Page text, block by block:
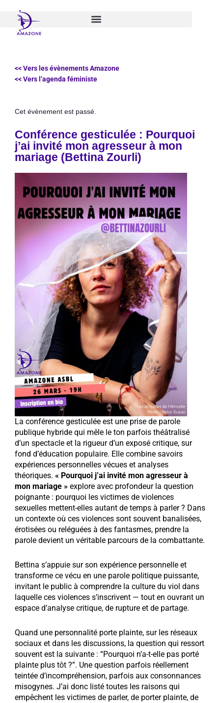
contenu
<< Vers les évènements Amazone
<< Vers l’agenda féministe
Cet évènement est passé.
Conférence gesticulée : Pourquoi
j’ai invité mon agresseur à mon
mariage (Bettina Zourli)
La conférence gesticulée est une prise de parole
publique hybride qui mêle le ton parfois théâtralisé
d’un spectacle et la rigueur d’un exposé critique, sur
fond d’éducation populaire. Elle combine savoirs
expériences personnelles vécues et analyses
théoriques. « Pourquoi j’ai invité mon agresseur à
mon mariage » explore avec profondeur la question
poignante : pourquoi les victimes de violences
sexuelles mettent-elles autant de temps à parler ? Dans
un contexte où ces violences sont souvent banalisées,
érotisées ou reléguées à des fantasmes, prendre la
parole devient un véritable parcours de la combattante.
Bettina s’appuie sur son expérience personnelle et
transforme ce vécu en une parole politique puissante,
invitant le public à comprendre la culture du viol dans
laquelle ces violences s’inscrivent — tout en ouvrant un
espace d’analyse critique, de rupture et de partage.
Quand une personnalité porte plainte, sur les réseaux
sociaux et dans les discussions, la question qui ressort
souvent est la suivante : “Pourquoi n’a-t-elle pas porté
plainte plus tôt ?”. Une question parfois réellement
teintée d’incompréhension, parfois aux consonnances
misogynes. J’ai donc listé toutes les raisons qui
empêchent les victimes de parler, de porter plainte, de